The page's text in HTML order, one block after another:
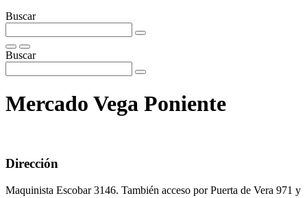
Buscar
Buscar
Mercado Vega Poniente
Dirección
Maquinista Escobar 3146. También acceso por Puerta de Vera 971 y